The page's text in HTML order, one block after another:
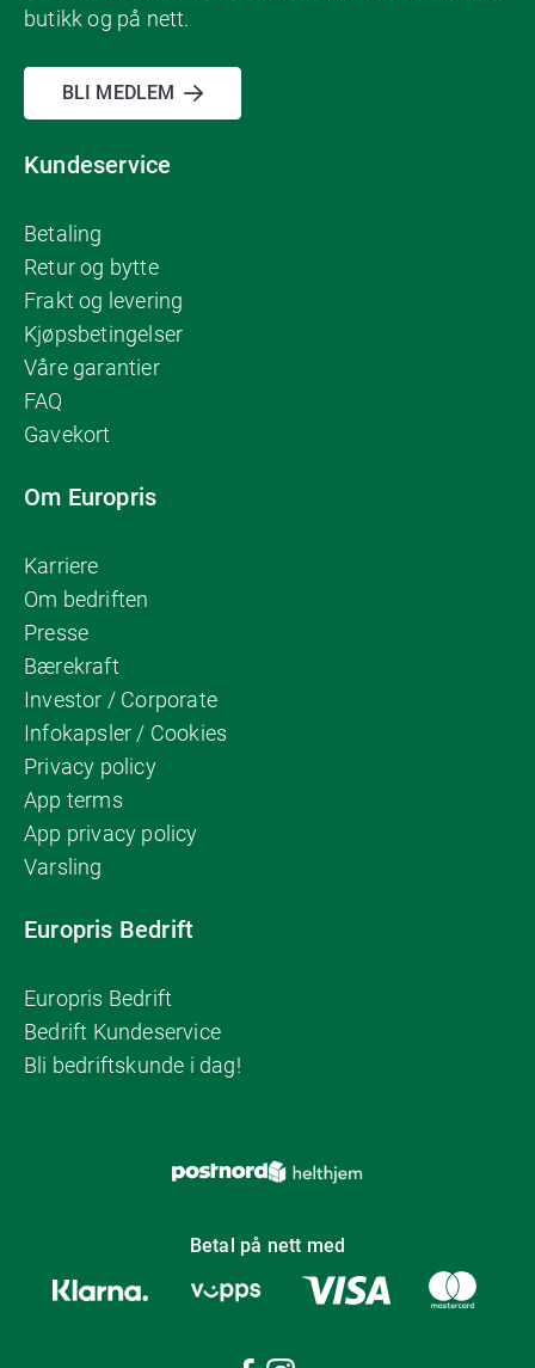
butikk og på nett.
BLI MEDLEM
Kundeservice
Betaling
Retur og bytte
Frakt og levering
Kjøpsbetingelser
Våre garantier
FAQ
Gavekort
Om Europris
Karriere
Om bedriften
Presse
Bærekraft
Investor / Corporate
Infokapsler / Cookies
Privacy policy
App terms
App privacy policy
Varsling
Europris Bedrift
Europris Bedrift
Bedrift Kundeservice
Bli bedriftskunde i dag!
Betal på nett med